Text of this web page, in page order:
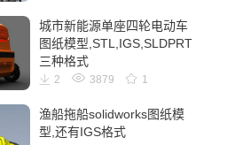
城市新能源单座四轮电动车
图纸模型,STL,IGS,SLDPRT
三种格式
2 3879 1
渔船拖船solidworks图纸模
型,还有IGS格式